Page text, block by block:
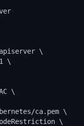
\
\
\
ca.pem \
\